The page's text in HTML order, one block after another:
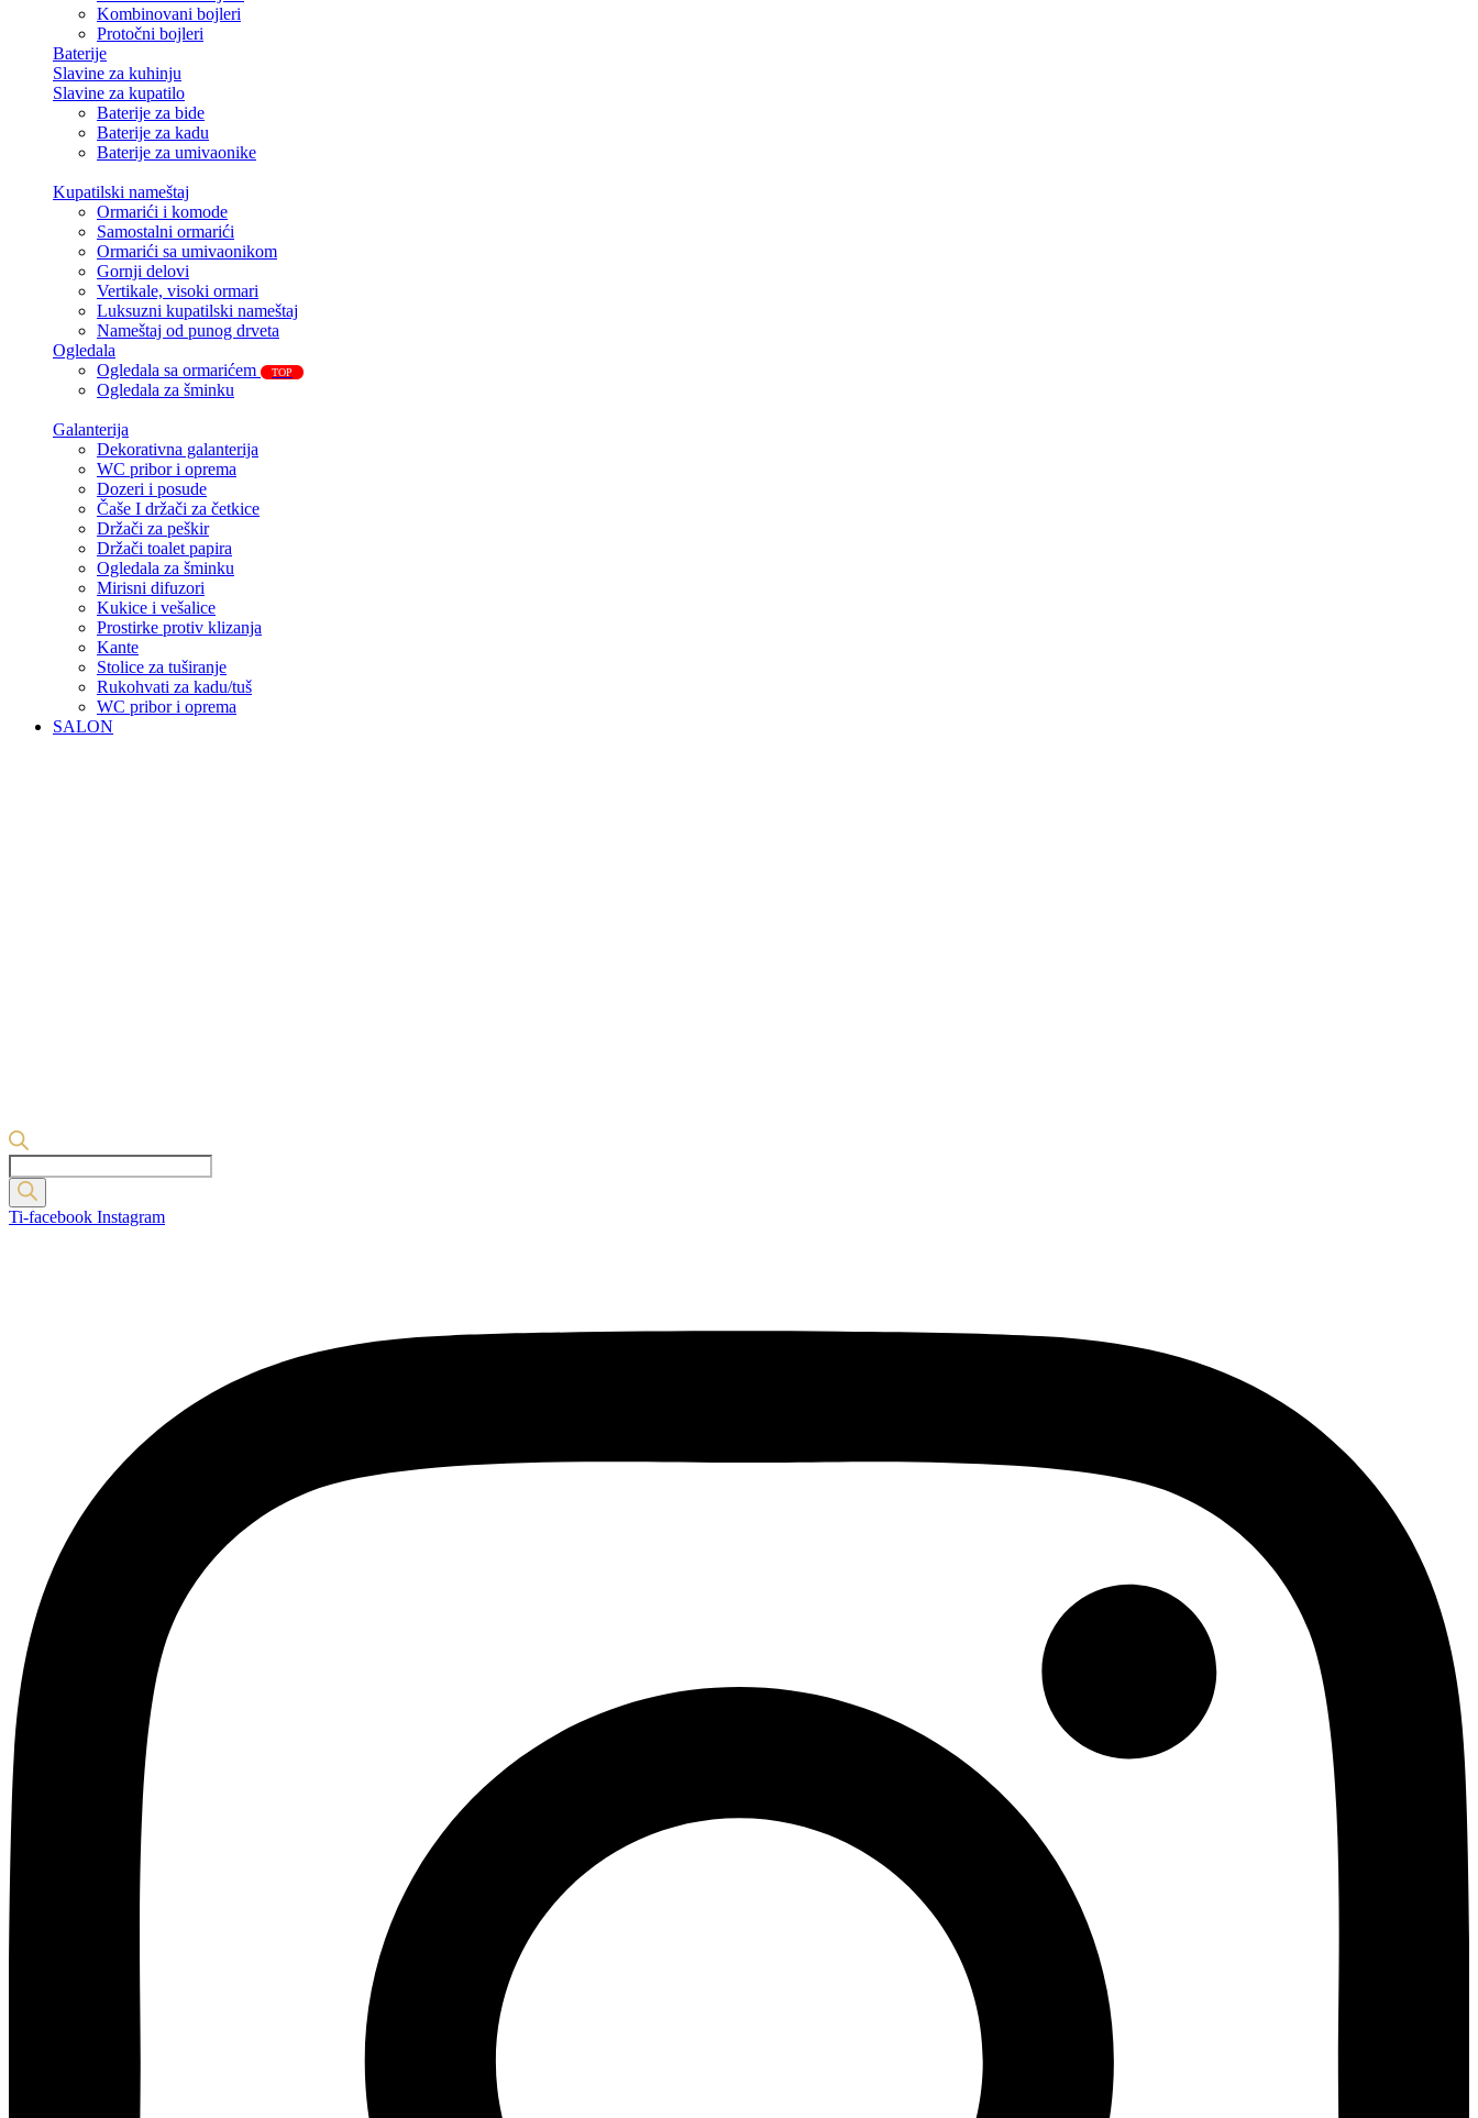
Kombinovani bojleri
Protočni bojleri
Baterije
Slavine za kuhinju
Slavine za kupatilo
Baterije za bide
Baterije za kadu
Baterije za umivaonike
Kupatilski nameštaj
Ormarići i komode
Samostalni ormarići
Ormarići sa umivaonikom
Gornji delovi
Vertikale, visoki ormari
Luksuzni kupatilski nameštaj
Nameštaj od punog drveta
Ogledala
Ogledala sa ormarićem
TOP
Ogledala za šminku
Galanterija
Dekorativna galanterija
WC pribor i oprema
Dozeri i posude
Čaše I držači za četkice
Držači za peškir
Držači toalet papira
Ogledala za šminku
Mirisni difuzori
Kukice i vešalice
Prostirke protiv klizanja
Kante
Stolice za tuširanje
Rukohvati za kadu/tuš
WC pribor i oprema
SALON
Products
search
Ti-facebook Instagram